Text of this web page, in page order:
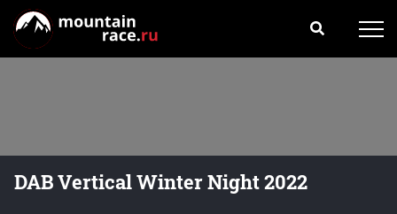
DAB Vertical Winter Night 2022